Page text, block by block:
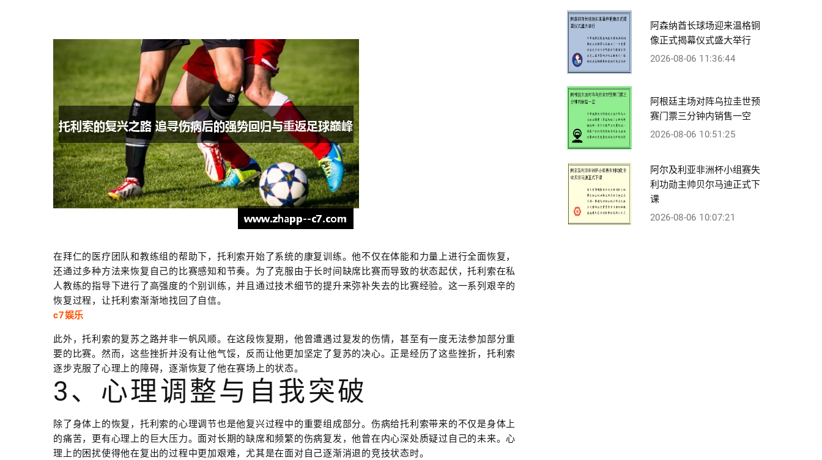
在拜仁的医疗团队和教练组的帮助下，托利索开始了系统的康复训练。他不仅在体能和力量上进行全面恢复，
还通过多种方法来恢复自己的比赛感知和节奏。为了克服由于长时间缺席比赛而导致的状态起伏，托利索在私
人教练的指导下进行了高强度的个别训练，并且通过技术细节的提升来弥补失去的比赛经验。这一系列艰辛的
恢复过程，让托利索渐渐地找回了自信。
c7娱乐
此外，托利索的复苏之路并非一帆风顺。在这段恢复期，他曾遭遇过复发的伤情，甚至有一度无法参加部分重
要的比赛。然而，这些挫折并没有让他气馁，反而让他更加坚定了复苏的决心。正是经历了这些挫折，托利索
逐步克服了心理上的障碍，逐渐恢复了他在赛场上的状态。
3、心理调整与自我突破
除了身体上的恢复，托利索的心理调节也是他复兴过程中的重要组成部分。伤病给托利索带来的不仅是身体上
的痛苦，更有心理上的巨大压力。面对长期的缺席和频繁的伤病复发，他曾在内心深处质疑过自己的未来。心
理上的困扰使得他在复出的过程中更加艰难，尤其是在面对自己逐渐消退的竞技状态时。
阿森纳酋长球场迎来温格铜
像正式揭幕仪式盛大举行
2026-08-06 11:36:44
阿根廷主场对阵乌拉圭世预
赛门票三分钟内销售一空
2026-08-06 10:51:25
阿尔及利亚非洲杯小组赛失
利功勋主帅贝尔马迪正式下
课
2026-08-06 10:07:21